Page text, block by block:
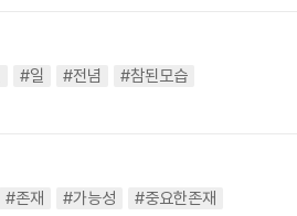
#일 #전념 #참된모습
#존재 #가능성 #중요한존재